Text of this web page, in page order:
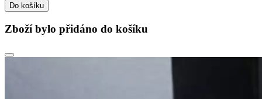
Do košíku
Zboží bylo přidáno do košíku